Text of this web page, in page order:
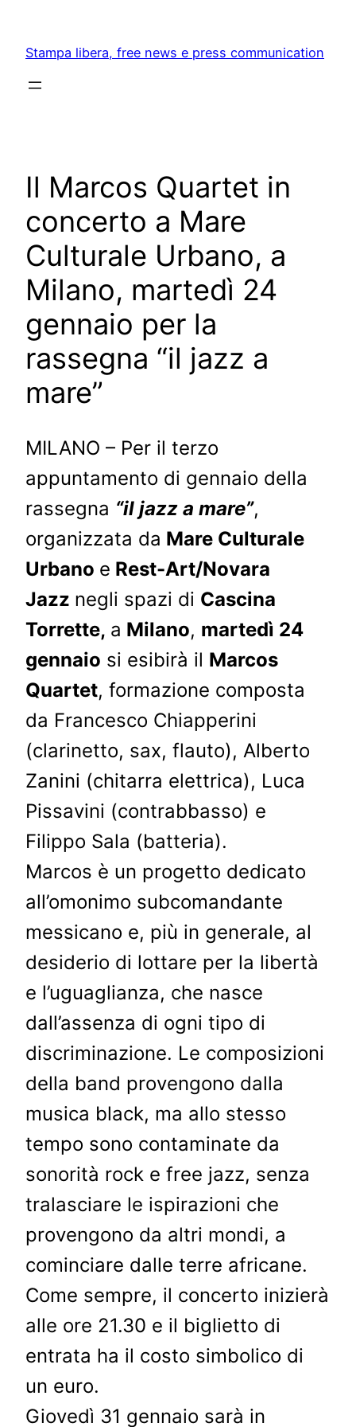
content
Stampa libera, free news e press communication
Il Marcos Quartet in
concerto a Mare
Culturale Urbano, a
Milano, martedì 24
gennaio per la
rassegna “il jazz a
mare”
MILANO – Per il terzo
appuntamento di gennaio della
rassegna “il jazz a mare”,
organizzata da Mare Culturale
Urbano e Rest-Art/Novara
Jazz negli spazi di Cascina
Torrette, a Milano, martedì 24
gennaio si esibirà il Marcos
Quartet, formazione composta
da Francesco Chiapperini
(clarinetto, sax, flauto), Alberto
Zanini (chitarra elettrica), Luca
Pissavini (contrabbasso) e
Filippo Sala (batteria).
Marcos è un progetto dedicato
all’omonimo subcomandante
messicano e, più in generale, al
desiderio di lottare per la libertà
e l’uguaglianza, che nasce
dall’assenza di ogni tipo di
discriminazione. Le composizioni
della band provengono dalla
musica black, ma allo stesso
tempo sono contaminate da
sonorità rock e free jazz, senza
tralasciare le ispirazioni che
provengono da altri mondi, a
cominciare dalle terre africane.
Come sempre, il concerto inizierà
alle ore 21.30 e il biglietto di
entrata ha il costo simbolico di
un euro.
Giovedì 31 gennaio sarà in